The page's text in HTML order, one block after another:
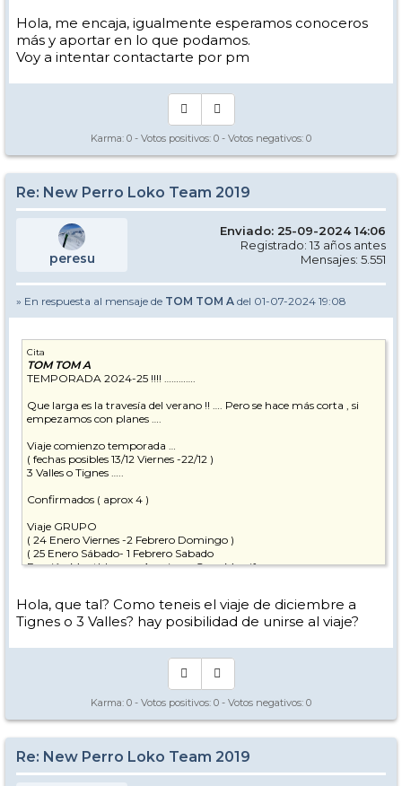
Hola, me encaja, igualmente esperamos conoceros
más y aportar en lo que podamos.
Voy a intentar contactarte por pm
Karma: 0 - Votos positivos: 0 - Votos negativos: 0
Re: New Perro Loko Team 2019
peresu
Enviado: 25-09-2024 14:06
Registrado: 13 años antes
Mensajes: 5.551
» En respuesta al mensaje de TOM TOM A del 01-07-2024 19:08
Cita
TOM TOM A
TEMPORADA 2024-25 !!!! ………….
Que larga es la travesía del verano !! …. Pero se hace más corta , si
empezamos con planes ….
Viaje comienzo temporada …
( fechas posibles 13/12 Viernes -22/12 )
3 Valles o Tignes …..
Confirmados ( aprox 4 )
Viaje GRUPO
( 24 Enero Viernes -2 Febrero Domingo )
( 25 Enero Sábado- 1 Febrero Sabado
Evasión Montblanc -+ Avoriaz + Gran Massif
ESTO NO PARA !!!!!
Hola, que tal? Como teneis el viaje de diciembre a
Tignes o 3 Valles? hay posibilidad de unirse al viaje?
Karma: 0 - Votos positivos: 0 - Votos negativos: 0
Re: New Perro Loko Team 2019